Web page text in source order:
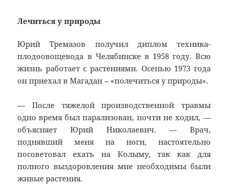
Лечиться у природы
Юрий Тремазов получил диплом техника-
плодоовощевода в Челябинске в 1958 году. Всю
жизнь работает с растениями. Осенью 1973 года
он приехал в Магадан – «полечиться у природы».
— После тяжелой производственной травмы
одно время был парализован, почти не ходил, —
объясняет Юрий Николаевич. — Врач,
поднявший меня на ноги, настоятельно
посоветовал ехать на Колыму, так как для
полного выздоровления мне необходимы были
живые растения.